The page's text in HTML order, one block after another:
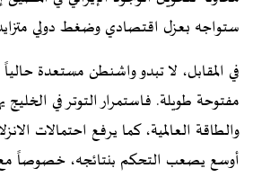
ستواجه بعزل اقتصادي وضغط دولي
في المقابل، لا تبدو واشنطن مستعدة
مفتوحة طويلة. فاستمرار التوتر في الخليج
والطاقة العالمية، كما يرفع احتمالات
أوسع يصعب التحكم بنتائجه، خصوصاً مع